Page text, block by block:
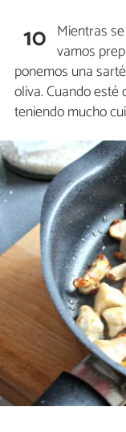
10 Mientras
vamos
ponemos una
oliva. Cuando
teniendo mucho